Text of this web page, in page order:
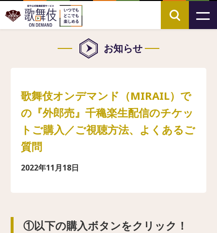
お知らせ
歌舞伎オンデマンド（MIRAIL）で
の『外郎売』千穐楽生配信のチケッ
トご購入／ご視聴方法、よくあるご
質問
2022年11月18日
①以下の購入ボタンをクリック！